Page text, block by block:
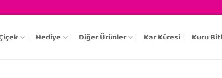
Hediye Diğer Ürünler Kar Küresi Kuru